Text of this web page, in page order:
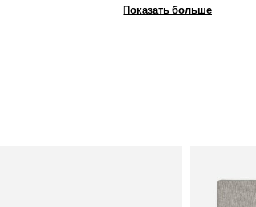
Показать больше
Показать больше